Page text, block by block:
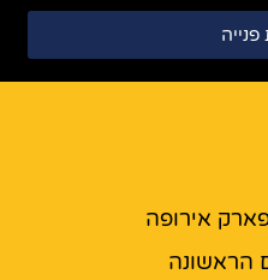
אירופה
הראשונה